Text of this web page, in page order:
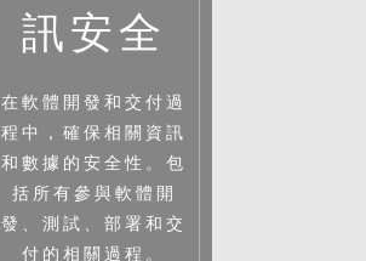
訊安全
在軟體開發和交付過
程中，確保相關資訊
和數據的安全性。包
括所有參與軟體開
發、測試、部署和交
付的相關過程。